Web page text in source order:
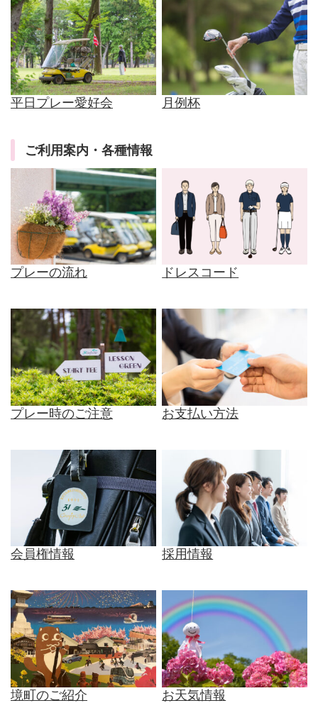
平日プレー愛好会 月例杯
ご利用案内・各種情報
プレーの流れ ドレスコード
プレー時のご注意 お支払い方法
会員権情報 採用情報
境町のご紹介 お天気情報